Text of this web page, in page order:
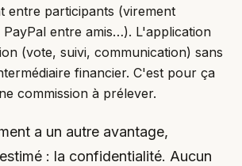
entre participants (virement
PayPal entre amis…). L'application
(vote, suivi, communication) sans
financier. C'est pour ça
commission à prélever.
a un autre avantage,
: la confidentialité. Aucun